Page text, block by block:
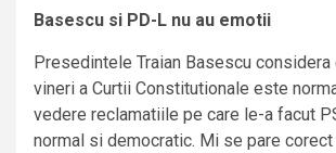
Basescu si PD-L nu au emotii
Presedintele Traian Basescu
vineri a Curtii Constitutionale este
vedere reclamatiile pe care le-a facut
normal si democratic. Mi se pare